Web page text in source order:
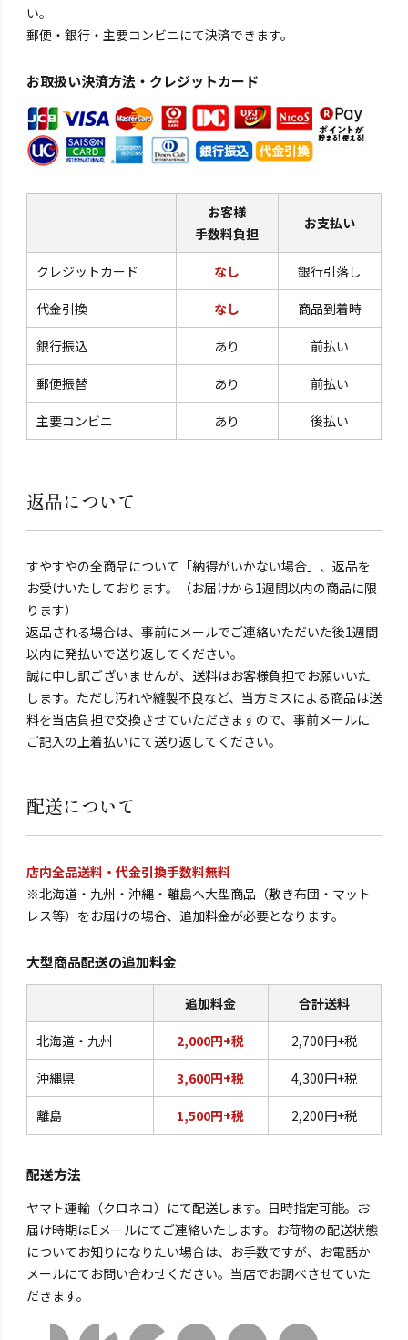
い。
郵便・銀行・主要コンビニにて決済できます。
お取扱い決済方法・クレジットカード
お客様
手数料負担
お支払い
クレジットカード なし 銀行引落し
代金引換 なし 商品到着時
銀行振込 あり 前払い
郵便振替 あり 前払い
主要コンビニ あり 後払い
返品について
すやすやの全商品について「納得がいかない場合」、返品を
お受けいたしております。（お届けから1週間以内の商品に限
ります）
返品される場合は、事前にメールでご連絡いただいた後1週間
以内に発払いで送り返してください。
誠に申し訳ございませんが、送料はお客様負担でお願いいた
します。ただし汚れや縫製不良など、当方ミスによる商品は送
料を当店負担で交換させていただきますので、事前メールに
ご記入の上着払いにて送り返してください。
配送について
店内全品送料・代金引換手数料無料
※北海道・九州・沖縄・離島へ大型商品（敷き布団・マット
レス等）をお届けの場合、追加料金が必要となります。
大型商品配送の追加料金
追加料金 合計送料
北海道・九州 2,000円+税 2,700円+税
沖縄県 3,600円+税 4,300円+税
離島 1,500円+税 2,200円+税
配送方法
ヤマト運輸（クロネコ）にて配送します。日時指定可能。お
届け時期はEメールにてご連絡いたします。お荷物の配送状態
についてお知りになりたい場合は、お手数ですが、お電話か
メールにてお問い合わせください。当店でお調べさせていた
だきます。